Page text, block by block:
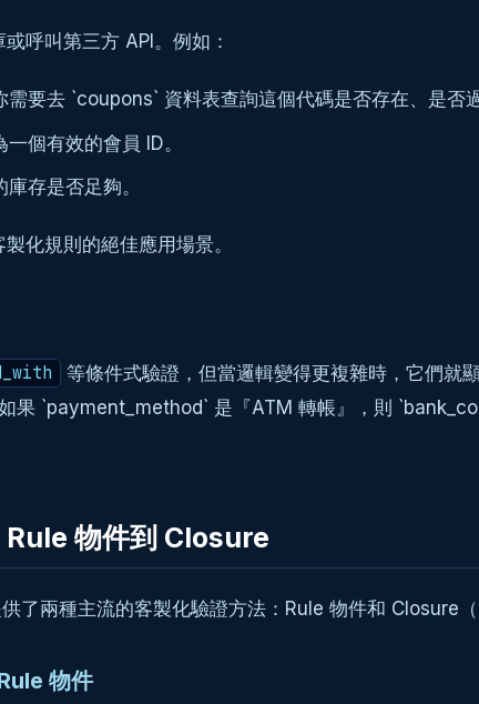
呼叫第三方 API。例如：
要去 `coupons` 資料表查詢這個代碼是否存在、是否
個有效的會員 ID。
存是否足夠。
化規則的絕佳應用場景。
等條件式驗證，但當邏輯變得更複雜時，它們
`payment_method` 是『ATM 轉帳』，則
物件到 Closure
了兩種主流的客製化驗證方法：Rule 物件和 Closure
物件